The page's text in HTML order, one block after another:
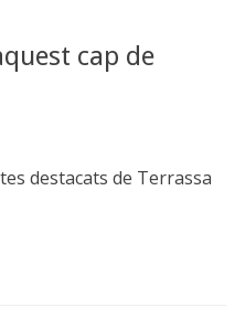
cap de
destacats de Terrassa